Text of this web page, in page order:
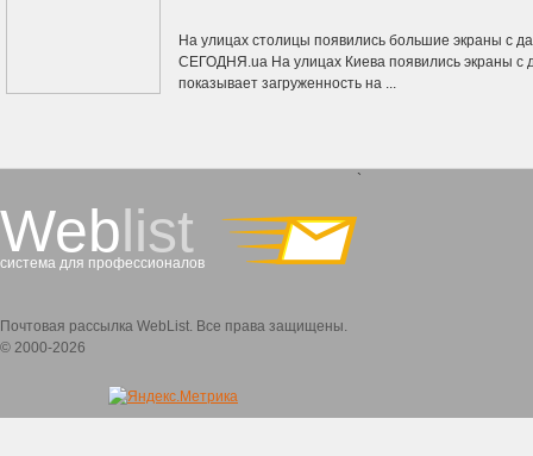
На улицах столицы появились большие экраны с
СЕГОДНЯ.ua На улицах Киева появились экраны с
показывает загруженность на ...
Weblist
система для профессионалов
`
Почтовая рассылка WebList. Все права защищены.
© 2000-2026